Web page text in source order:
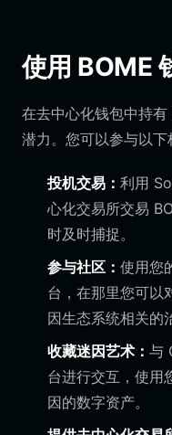
使用 BOME
在去中心化钱包中持
潜力。您可以参与以下
投机交易： 利用
心化交易所交易
时及时捕捉。
参与社区： 使用您
台，在那里您可以
因生态系统相关的
收藏迷因艺术： 与
台进行交互，使用
因的数字资产。